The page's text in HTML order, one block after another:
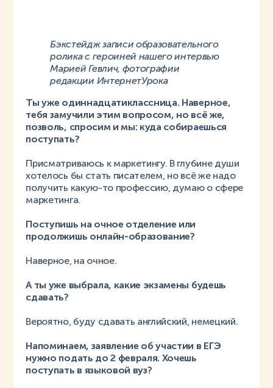
Бэкстейдж записи образовательного
ролика с героиней нашего интервью
Марией Гевлич, фотографии
редакции ИнтернетУрока
Ты уже одиннадцатиклассница. Наверное,
тебя замучили этим вопросом, но всё же,
позволь, спросим и мы: куда собираешься
поступать?
Присматриваюсь к маркетингу. В глубине души
хотелось бы стать писателем, но всё же надо
получить какую-то профессию, думаю о сфере
маркетинга.
Поступишь на очное отделение или
продолжишь онлайн-образование?
Наверное, на очное.
А ты уже выбрала, какие экзамены будешь
сдавать?
Вероятно, буду сдавать английский, немецкий.
Напоминаем, заявление об участии в ЕГЭ
нужно подать до 2 февраля. Хочешь
поступать в языковой вуз?